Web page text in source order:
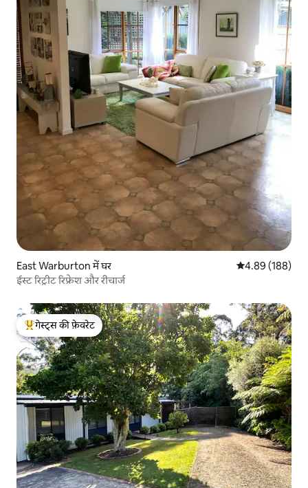
East Warburton में घर औसत रेटिंग 5 में से
4.89 (188)
ईस्ट रिट्रीट रिफ्रेश और रीचार्ज
गेस्ट्स का टॉप फ़ेवरेट
गेस्ट्स की फ़ेवरेट